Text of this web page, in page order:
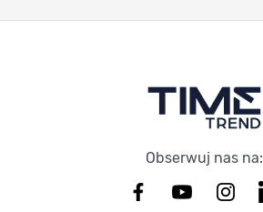
Obserwuj nas na: